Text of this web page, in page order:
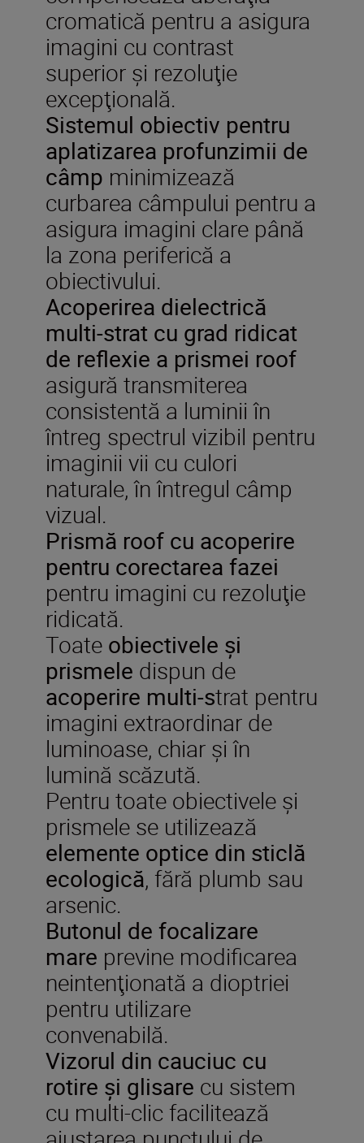
cromatică pentru a asigura
imagini cu contrast
superior şi rezoluţie
excepţională.
Sistemul obiectiv pentru
aplatizarea profunzimii de
câmp minimizează
curbarea câmpului pentru a
asigura imagini clare până
la zona periferică a
obiectivului.
Acoperirea dielectrică
multi-strat cu grad ridicat
de reflexie a prismei roof
asigură transmiterea
consistentă a luminii în
întreg spectrul vizibil pentru
imaginii vii cu culori
naturale, în întregul câmp
vizual.
Prismă roof cu acoperire
pentru corectarea fazei
pentru imagini cu rezoluţie
ridicată.
Toate obiectivele şi
prismele dispun de
acoperire multi-strat pentru
imagini extraordinar de
luminoase, chiar şi în
lumină scăzută.
Pentru toate obiectivele şi
prismele se utilizează
elemente optice din sticlă
ecologică, fără plumb sau
arsenic.
Butonul de focalizare
mare previne modificarea
neintenţionată a dioptriei
pentru utilizare
convenabilă.
Vizorul din cauciuc cu
rotire şi glisare cu sistem
cu multi-clic facilitează